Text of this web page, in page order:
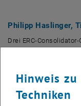
Philipp Haslinger,
Drei ERC-
Wieder wurden vom
ERC-Grants
erfolgreich. Mit Philipp
Hinweis zu
Techniken